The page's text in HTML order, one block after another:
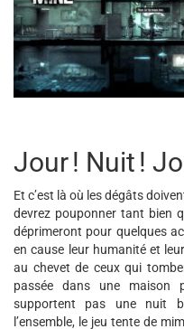
Jour ! Nuit !
Et c’est là où les dégâts
devrez pouponner tant bien
déprimeront pour quelques
en cause leur humanité et
au chevet de ceux qui
passée dans une maison
supportent pas une nuit
l’ensemble, le jeu tente de